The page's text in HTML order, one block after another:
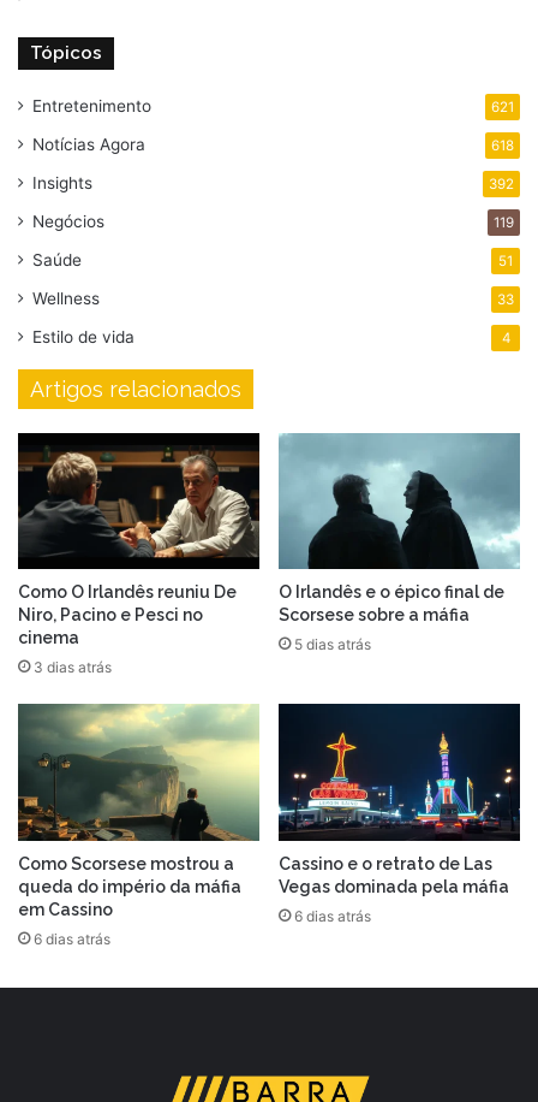
Tópicos
Entretenimento 621
Notícias Agora 618
Insights 392
Negócios 119
Saúde 51
Wellness 33
Estilo de vida 4
Artigos relacionados
Como O Irlandês reuniu De
Niro, Pacino e Pesci no
cinema
3 dias atrás
O Irlandês e o épico final de
Scorsese sobre a máfia
5 dias atrás
Como Scorsese mostrou a
queda do império da máfia
em Cassino
6 dias atrás
Cassino e o retrato de Las
Vegas dominada pela máfia
6 dias atrás